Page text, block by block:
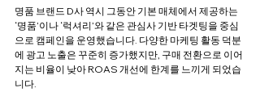
명품 브랜드 D사 역시 그동안 기본 매체에서 제공하는
‘명품’이나 ‘럭셔리’와 같은 관심사 기반 타겟팅을 중심
으로 캠페인을 운영했습니다. 다양한 마케팅 활동 덕분
에 광고 노출은 꾸준히 증가했지만, 구매 전환으로 이어
지는 비율이 낮아 ROAS 개선에 한계를 느끼게 되었습
니다.